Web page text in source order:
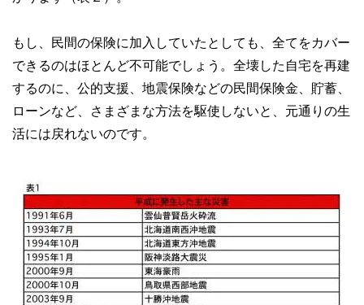
もし、民間の保険に加入していたとしても、全てをカバー
できるのはほとんど不可能でしょう。全壊した自宅を再建
するのに、公的支援、地震保険などの民間保険金、貯蓄、
ローンなど、さまざまな方法を駆使しないと、元通りの生
活には戻れないのです。